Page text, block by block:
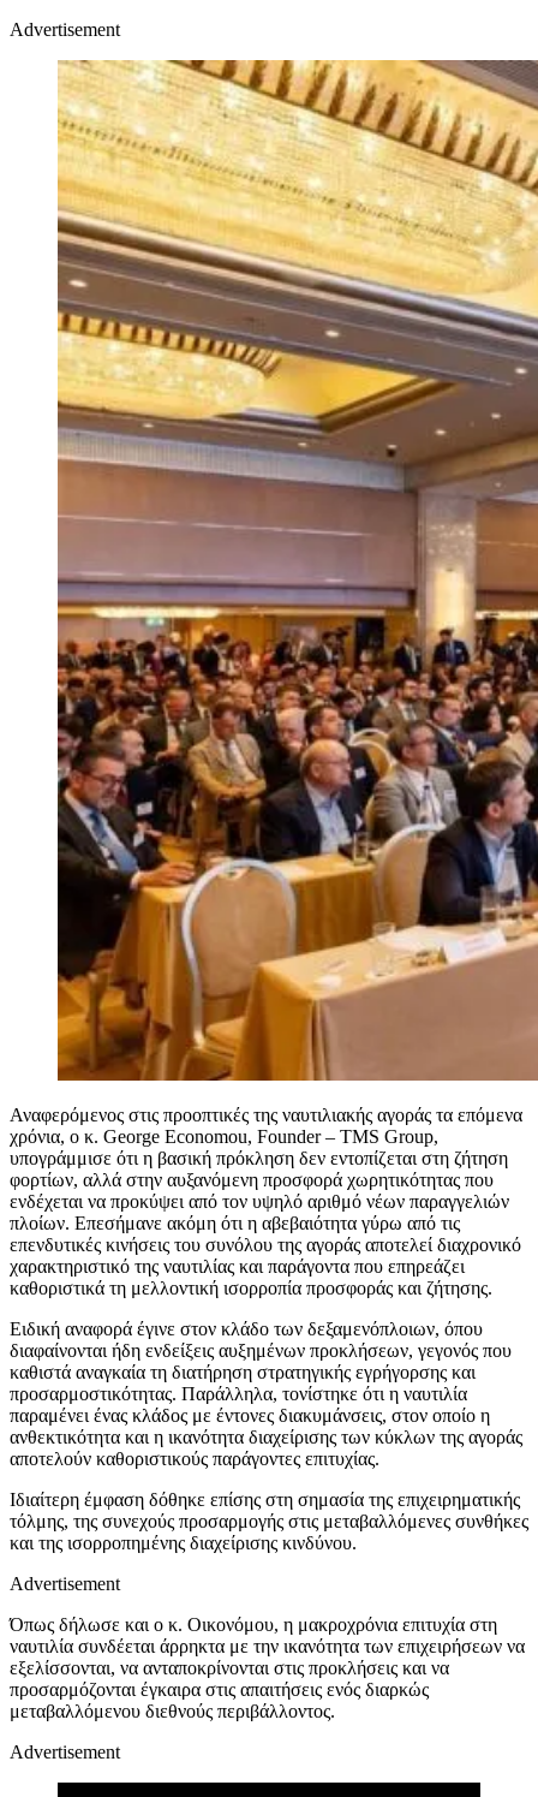
Advertisement
Αναφερόμενος στις προοπτικές της ναυτιλιακής αγοράς τα επόμενα
χρόνια, ο κ. George Economou, Founder – TMS Group,
υπογράμμισε ότι η βασική πρόκληση δεν εντοπίζεται στη ζήτηση
φορτίων, αλλά στην αυξανόμενη προσφορά χωρητικότητας που
ενδέχεται να προκύψει από τον υψηλό αριθμό νέων παραγγελιών
πλοίων. Επεσήμανε ακόμη ότι η αβεβαιότητα γύρω από τις
επενδυτικές κινήσεις του συνόλου της αγοράς αποτελεί διαχρονικό
χαρακτηριστικό της ναυτιλίας και παράγοντα που επηρεάζει
καθοριστικά τη μελλοντική ισορροπία προσφοράς και ζήτησης.
Ειδική αναφορά έγινε στον κλάδο των δεξαμενόπλοιων, όπου
διαφαίνονται ήδη ενδείξεις αυξημένων προκλήσεων, γεγονός που
καθιστά αναγκαία τη διατήρηση στρατηγικής εγρήγορσης και
προσαρμοστικότητας. Παράλληλα, τονίστηκε ότι η ναυτιλία
παραμένει ένας κλάδος με έντονες διακυμάνσεις, στον οποίο η
ανθεκτικότητα και η ικανότητα διαχείρισης των κύκλων της αγοράς
αποτελούν καθοριστικούς παράγοντες επιτυχίας.
Ιδιαίτερη έμφαση δόθηκε επίσης στη σημασία της επιχειρηματικής
τόλμης, της συνεχούς προσαρμογής στις μεταβαλλόμενες συνθήκες
και της ισορροπημένης διαχείρισης κινδύνου.
Advertisement
Όπως δήλωσε και ο κ. Οικονόμου, η μακροχρόνια επιτυχία στη
ναυτιλία συνδέεται άρρηκτα με την ικανότητα των επιχειρήσεων να
εξελίσσονται, να ανταποκρίνονται στις προκλήσεις και να
προσαρμόζονται έγκαιρα στις απαιτήσεις ενός διαρκώς
μεταβαλλόμενου διεθνούς περιβάλλοντος.
Advertisement